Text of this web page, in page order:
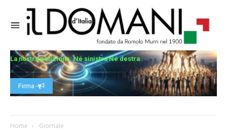
La nostra petizione: Né sinistra Né destra
Firma -
Home Giornale